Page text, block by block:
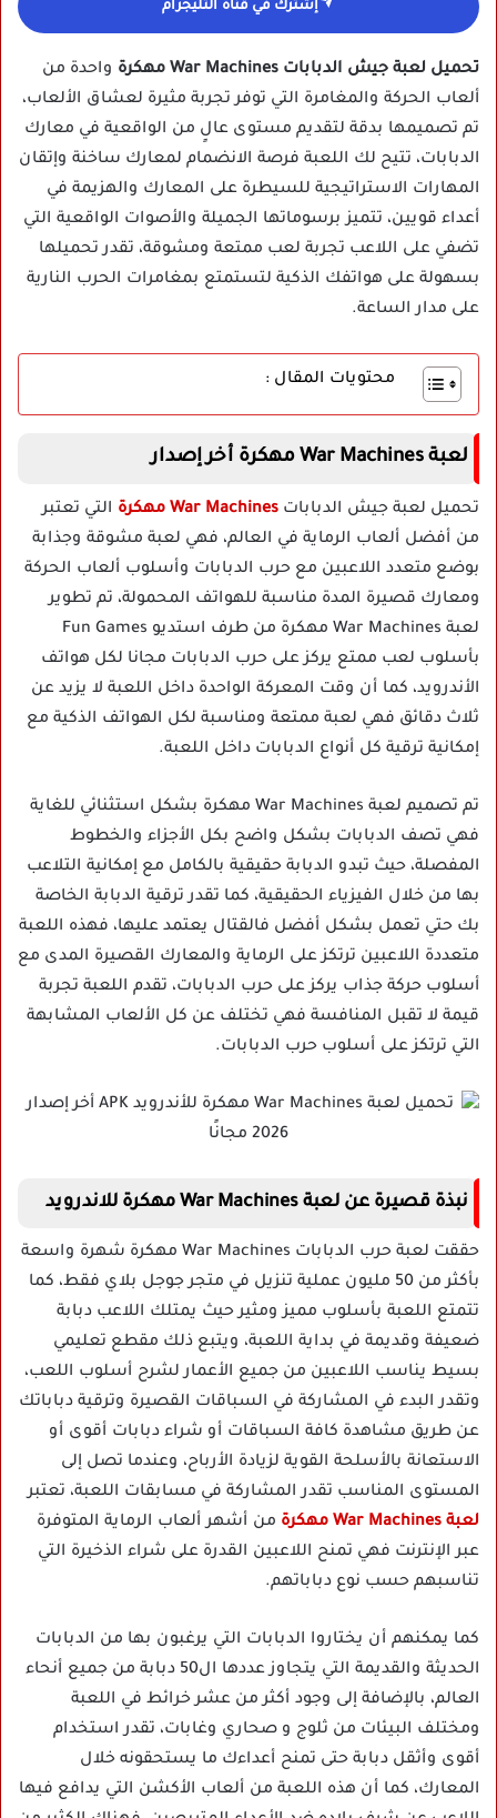
إشترك في قناة التليجرام
تحميل لعبة جيش الدبابات War Machines مهكرة
واحدة من
ألعاب الحركة والمغامرة التي توفر تجربة مثيرة لعشاق الألعاب،
تم تصميمها بدقة لتقديم مستوى عالٍ من الواقعية في معارك
الدبابات، تتيح لك اللعبة فرصة الانضمام لمعارك ساخنة وإتقان
المهارات الاستراتيجية للسيطرة على المعارك والهزيمة في
أعداء قويين، تتميز برسوماتها الجميلة والأصوات الواقعية التي
تضفي على اللاعب تجربة لعب ممتعة ومشوقة، تقدر تحميلها
بسهولة على هواتفك الذكية لتستمتع بمغامرات الحرب النارية
على مدار الساعة.
محتويات المقال :
لعبة War Machines مهكرة أخر إصدار
تحميل لعبة جيش الدبابات
التي تعتبر
من أفضل ألعاب الرماية في العالم، فهي لعبة مشوقة وجذابة
بوضع متعدد اللاعبين مع حرب الدبابات وأسلوب ألعاب الحركة
ومعارك قصيرة المدة مناسبة للهواتف المحمولة، تم تطوير
لعبة War Machines مهكرة من طرف استديو Fun Games
بأسلوب لعب ممتع يركز على حرب الدبابات مجانا لكل هواتف
الأندرويد، كما أن وقت المعركة الواحدة داخل اللعبة لا يزيد عن
ثلاث دقائق فهي لعبة ممتعة ومناسبة لكل الهواتف الذكية مع
إمكانية ترقية كل أنواع الدبابات داخل اللعبة.
تم تصميم لعبة War Machines مهكرة بشكل استثنائي للغاية
فهي تصف الدبابات بشكل واضح بكل الأجزاء والخطوط
المفصلة، حيث تبدو الدبابة حقيقية بالكامل مع إمكانية التلاعب
بها من خلال الفيزياء الحقيقية، كما تقدر ترقية الدبابة الخاصة
بك حتي تعمل بشكل أفضل فالقتال يعتمد عليها، فهذه اللعبة
متعددة اللاعبين ترتكز على الرماية والمعارك القصيرة المدى مع
أسلوب حركة جذاب يركز على حرب الدبابات، تقدم اللعبة تجربة
قيمة لا تقبل المنافسة فهي تختلف عن كل الألعاب المشابهة
التي ترتكز على أسلوب حرب الدبابات.
نبذة قصيرة عن لعبة War Machines مهكرة للاندرويد
حققت لعبة حرب الدبابات War Machines مهكرة شهرة واسعة
بأكثر من 50 مليون عملية تنزيل في متجر جوجل بلاي فقط، كما
تتمتع اللعبة بأسلوب مميز ومثير حيث يمتلك اللاعب دبابة
ضعيفة وقديمة في بداية اللعبة، ويتبع ذلك مقطع تعليمي
بسيط يناسب اللاعبين من جميع الأعمار لشرح أسلوب اللعب،
وتقدر البدء في المشاركة في السباقات القصيرة وترقية دباباتك
عن طريق مشاهدة كافة السباقات أو شراء دبابات أقوى أو
الاستعانة بالأسلحة القوية لزيادة الأرباح، وعندما تصل إلى
المستوى المناسب تقدر المشاركة في مسابقات اللعبة، تعتبر
لعبة War Machines مهكرة
من أشهر ألعاب الرماية المتوفرة
عبر الإنترنت فهي تمنح اللاعبين القدرة على شراء الذخيرة التي
تناسبهم حسب نوع دباباتهم.
كما يمكنهم أن يختاروا الدبابات التي يرغبون بها من الدبابات
الحديثة والقديمة التي يتجاوز عددها ال50 دبابة من جميع أنحاء
العالم، بالإضافة إلى وجود أكثر من عشر خرائط في اللعبة
ومختلف البيئات من ثلوج و صحاري وغابات، تقدر استخدام
أقوى وأثقل دبابة حتى تمنح أعداءك ما يستحقونه خلال
المعارك، كما أن هذه اللعبة من ألعاب الأكشن التي يدافع فيها